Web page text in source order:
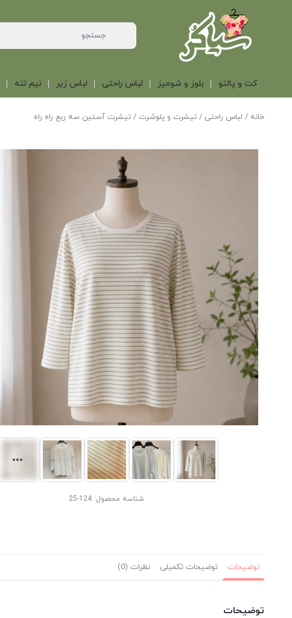
کت و پالتو بلوز و شومیز لباس راحتی لباس زیر نیم تنه
خانه / لباس راحتی /تیشرت و پلوشرت / تیشرت آستین سه ربع راه راه
شناسه محصول: 124-25
توضیحات توضیحات تکمیلی نظرات (0)
توضیحات